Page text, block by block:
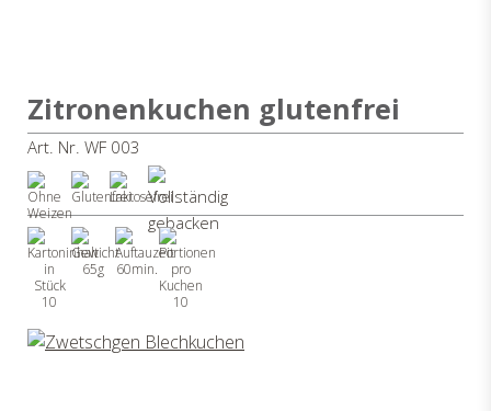
Zitronenkuchen glutenfrei
Art. Nr. WF 003
10
65g
60min.
10